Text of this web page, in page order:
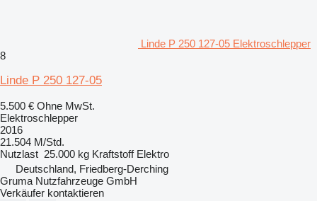
Linde P 250 127-05 Elektroschlepper
8
Linde P 250 127-05
5.500 € Ohne MwSt.
Elektroschlepper
2016
21.504 M/Std.
Nutzlast 25.000 kg Kraftstoff Elektro
Deutschland, Friedberg-Derching
Gruma Nutzfahrzeuge GmbH
Verkäufer kontaktieren